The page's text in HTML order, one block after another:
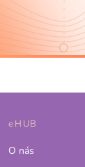
eHUB
O nás